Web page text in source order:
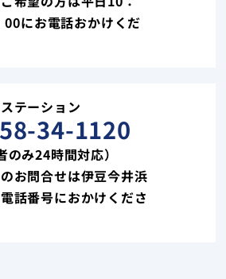
にお電話おかけくだ
テーション
34-1120
のみ24時間対応）
お問合せは伊豆今井浜
話番号におかけくださ